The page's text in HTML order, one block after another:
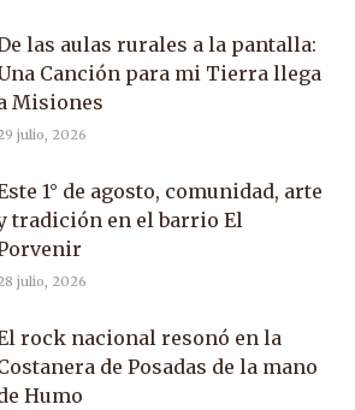
las aulas rurales a la pantalla:
Canción para mi Tierra llega
Misiones
julio, 2026
1° de agosto, comunidad, arte
tradición en el barrio El
julio, 2026
rock nacional resonó en la
de Posadas de la mano
Humo